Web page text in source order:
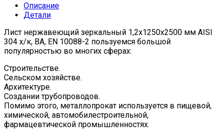
10088-
2
quantity
Описание
Детали
Лист нержавеющий зеркальный 1,2х1250х2500 мм AISI
304 х/к, BA, EN 10088-2 пользуемся большой
популярностью во многих сферах:
Строительстве.
Сельском хозяйстве.
Архитектуре.
Создании трубопроводов.
Помимо этого, металлопрокат используется в пищевой,
химической, автомобилестроительной,
фармацевтической промышленностях.